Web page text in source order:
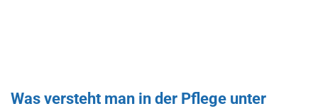
Was versteht man in der Pflege unter